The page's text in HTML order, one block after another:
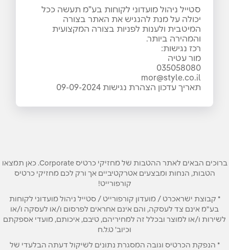
סטייל ניהול מועדוני לקוחות בע"מ תעשה ככל
יכולה על מנת להנגיש את האתר בצורה
המיטבית ולענות לפניות בצורה המקצועית
והמהירה ביותר.
רכז נגישות:
מור עטיה
035058080
mor@style.co.il
תאריך עדכון הצהרת נגישות 09-09-2024
ברוכים הבאים לאתר ההטבות של מחזיקי כרטיס Corporate. כאן תמצאו
הטבות, הנחות ומבצעים אטרקטיביים אך ורק לכם מחזיקי כרטיס
קורפורייט!
* קבוצת ישראכרט / מועדון קורפורייט / סטייל ניהול מועדוני לקוחות
בע"מ אינם צד לעסקה, והם אינם אחראים לפרסום ו/או לעסקה ו/או
לשירות ו/או למוצר ובכלל זה למחיריהם, טיבם, איכותם, מועדי אספקתם
וכיוב' ט.ל.ח
* הנפקת הכרטיס וגובה המסגרת נתונים לשיקול דעתה הבלעדי של